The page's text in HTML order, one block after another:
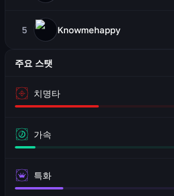
5 Knowmehappy
주요 스탯
치명타
가속
특화